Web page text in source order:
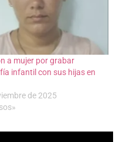
a mujer por grabar
infantil con sus hijas en
de 2025